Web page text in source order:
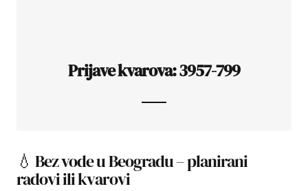
Prijave kvarova: 3957-799
💧 Bez vode u Beogradu – planirani
radovi ili kvarovi